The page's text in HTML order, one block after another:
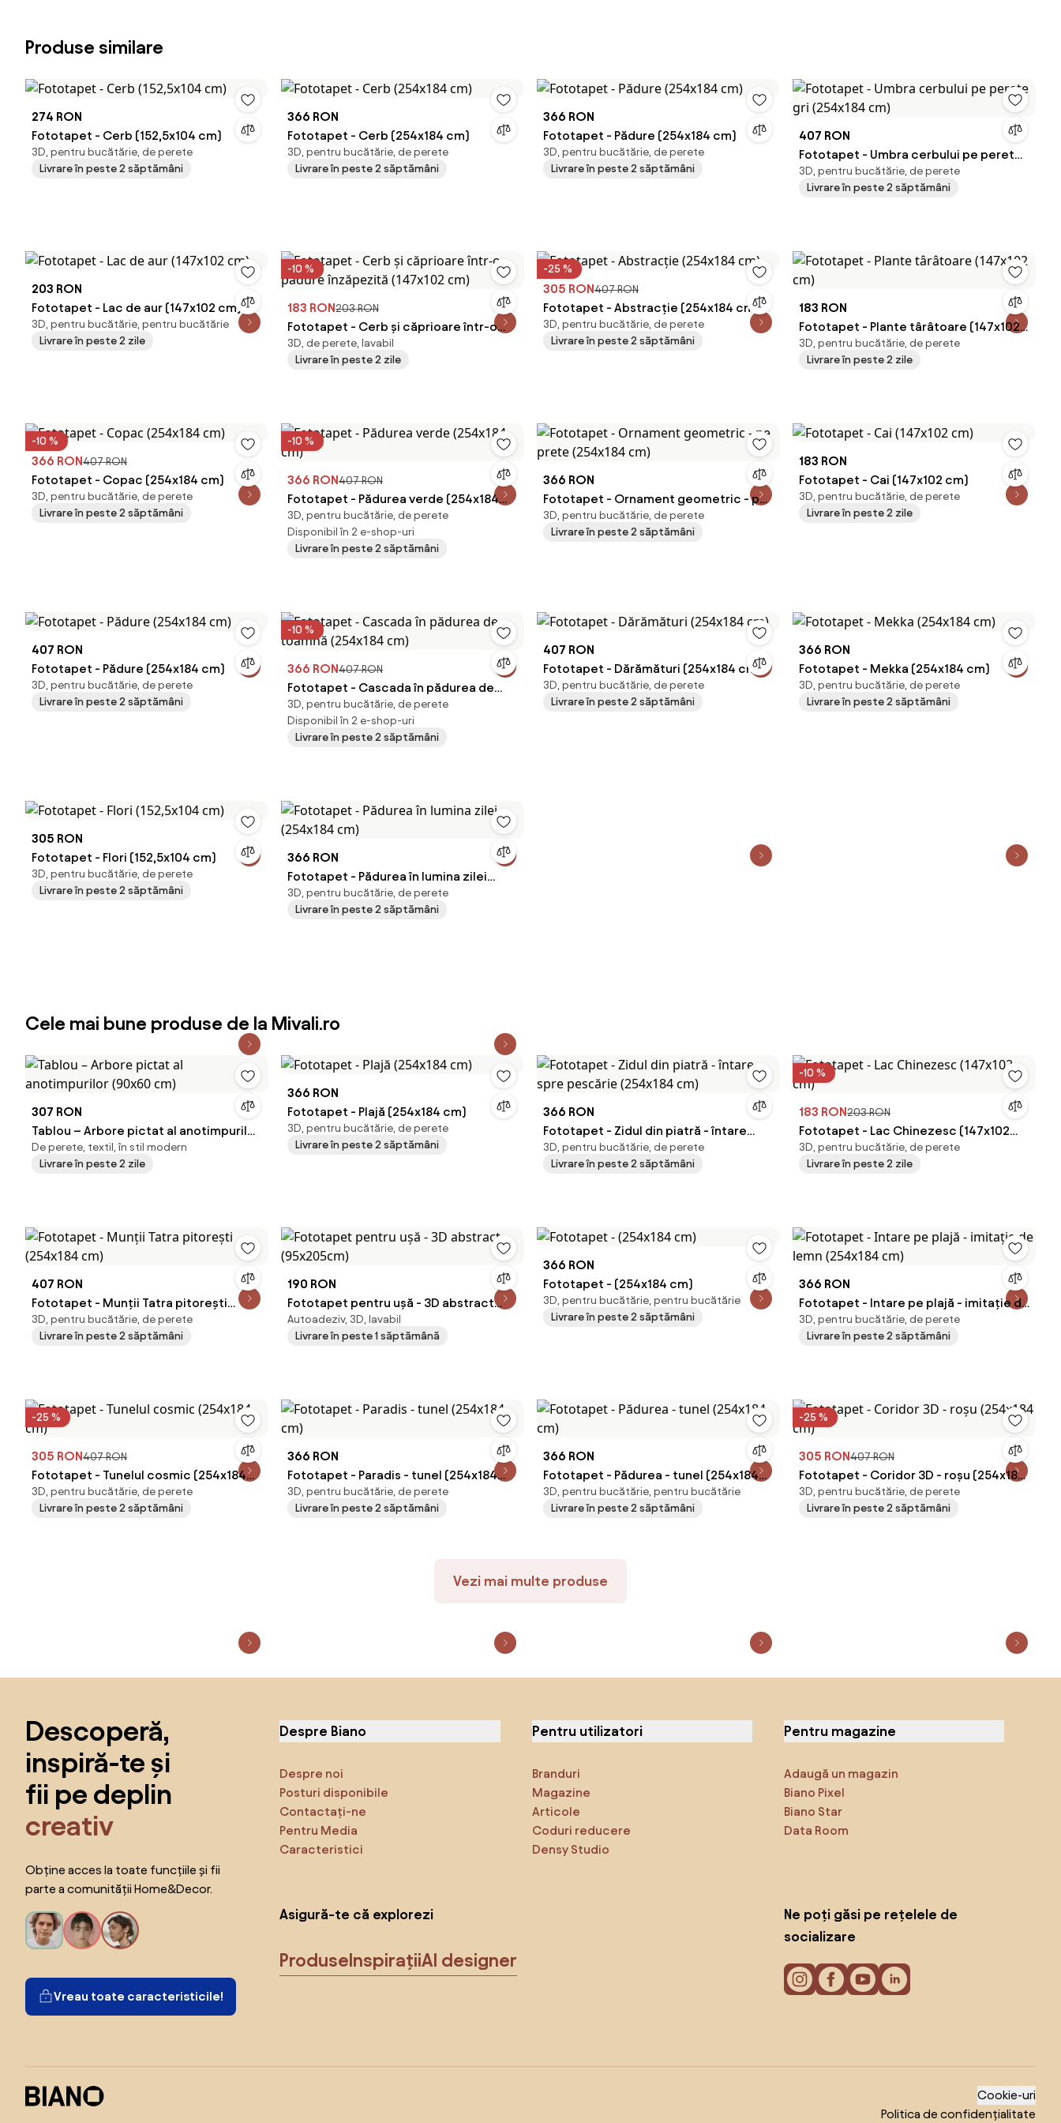
Produse similare
274 RON
Fototapet - Cerb (152,5x104 cm)
3D, pentru bucătărie, de perete
Livrare în peste 2 săptămâni
366 RON
Fototapet - Cerb (254x184 cm)
3D, pentru bucătărie, de perete
Livrare în peste 2 săptămâni
366 RON
Fototapet - Pădure (254x184 cm)
3D, pentru bucătărie, de perete
Livrare în peste 2 săptămâni
407 RON
Fototapet - Umbra cerbului pe perete
gri (254x184 cm)
3D, pentru bucătărie, de perete
Livrare în peste 2 săptămâni
203 RON
Fototapet - Lac de aur (147x102 cm)
3D, pentru bucătărie, pentru bucătărie
Livrare în peste 2 zile
-10 %
183 RON203 RON
Fototapet - Cerb și căprioare într-o
pădure înzăpezită (147x102 cm)
3D, de perete, lavabil
Livrare în peste 2 zile
-25 %
305 RON407 RON
Fototapet - Abstracție (254x184 cm)
3D, pentru bucătărie, de perete
Livrare în peste 2 săptămâni
183 RON
Fototapet - Plante târâtoare (147x102
cm)
3D, pentru bucătărie, de perete
Livrare în peste 2 zile
-10 %
366 RON407 RON
Fototapet - Copac (254x184 cm)
3D, pentru bucătărie, de perete
Livrare în peste 2 săptămâni
-10 %
366 RON407 RON
Fototapet - Pădurea verde (254x184
cm)
3D, pentru bucătărie, de perete
Disponibil în 2 e-shop-uri
Livrare în peste 2 săptămâni
366 RON
Fototapet - Ornament geometric - pe
prete (254x184 cm)
3D, pentru bucătărie, de perete
Livrare în peste 2 săptămâni
183 RON
Fototapet - Cai (147x102 cm)
3D, pentru bucătărie, de perete
Livrare în peste 2 zile
407 RON
Fototapet - Pădure (254x184 cm)
3D, pentru bucătărie, de perete
Livrare în peste 2 săptămâni
-10 %
366 RON407 RON
Fototapet - Cascada în pădurea de
toamnă (254x184 cm)
3D, pentru bucătărie, de perete
Disponibil în 2 e-shop-uri
Livrare în peste 2 săptămâni
407 RON
Fototapet - Dărămături (254x184 cm)
3D, pentru bucătărie, de perete
Livrare în peste 2 săptămâni
366 RON
Fototapet - Mekka (254x184 cm)
3D, pentru bucătărie, de perete
Livrare în peste 2 săptămâni
305 RON
Fototapet - Flori (152,5x104 cm)
3D, pentru bucătărie, de perete
Livrare în peste 2 săptămâni
366 RON
Fototapet - Pădurea în lumina zilei
(254x184 cm)
3D, pentru bucătărie, de perete
Livrare în peste 2 săptămâni
Cele mai bune produse de la Mivali.ro
307 RON
Tablou – Arbore pictat al anotimpurilor
(90x60 cm)
De perete, textil, în stil modern
Livrare în peste 2 zile
366 RON
Fototapet - Plajă (254x184 cm)
3D, pentru bucătărie, de perete
Livrare în peste 2 săptămâni
366 RON
Fototapet - Zidul din piatră - întare
spre pescărie (254x184 cm)
3D, pentru bucătărie, de perete
Livrare în peste 2 săptămâni
-10 %
183 RON203 RON
Fototapet - Lac Chinezesc (147x102
cm)
3D, pentru bucătărie, de perete
Livrare în peste 2 zile
407 RON
Fototapet - Munții Tatra pitorești
(254x184 cm)
3D, pentru bucătărie, de perete
Livrare în peste 2 săptămâni
190 RON
Fototapet pentru ușă - 3D abstract
(95x205cm)
Autoadeziv, 3D, lavabil
Livrare în peste 1 săptămână
366 RON
Fototapet - (254x184 cm)
3D, pentru bucătărie, pentru bucătărie
Livrare în peste 2 săptămâni
366 RON
Fototapet - Intare pe plajă - imitație de
lemn (254x184 cm)
3D, pentru bucătărie, de perete
Livrare în peste 2 săptămâni
-25 %
305 RON407 RON
Fototapet - Tunelul cosmic (254x184
cm)
3D, pentru bucătărie, de perete
Livrare în peste 2 săptămâni
366 RON
Fototapet - Paradis - tunel (254x184
cm)
3D, pentru bucătărie, de perete
Livrare în peste 2 săptămâni
366 RON
Fototapet - Pădurea - tunel (254x184
cm)
3D, pentru bucătărie, pentru bucătărie
Livrare în peste 2 săptămâni
-25 %
305 RON407 RON
Fototapet - Coridor 3D - roșu (254x184
cm)
3D, pentru bucătărie, de perete
Livrare în peste 2 săptămâni
Vezi mai multe produse
Descoperă,
inspiră-te și
fii pe deplin
creativ
Obține acces la toate funcțiile și fii
parte a comunității Home&Decor.
Vreau toate caracteristicile!
Despre Biano
Despre noi
Posturi disponibile
Contactați-ne
Pentru Media
Caracteristici
Pentru utilizatori
Branduri
Magazine
Articole
Coduri reducere
Densy Studio
Pentru magazine
Adaugă un magazin
Biano Pixel
Biano Star
Data Room
Asigură-te că explorezi
ProduseInspirațiiAI designer
Ne poți găsi pe rețelele de
socializare
Cookie-uri
Politica de confidențialitate